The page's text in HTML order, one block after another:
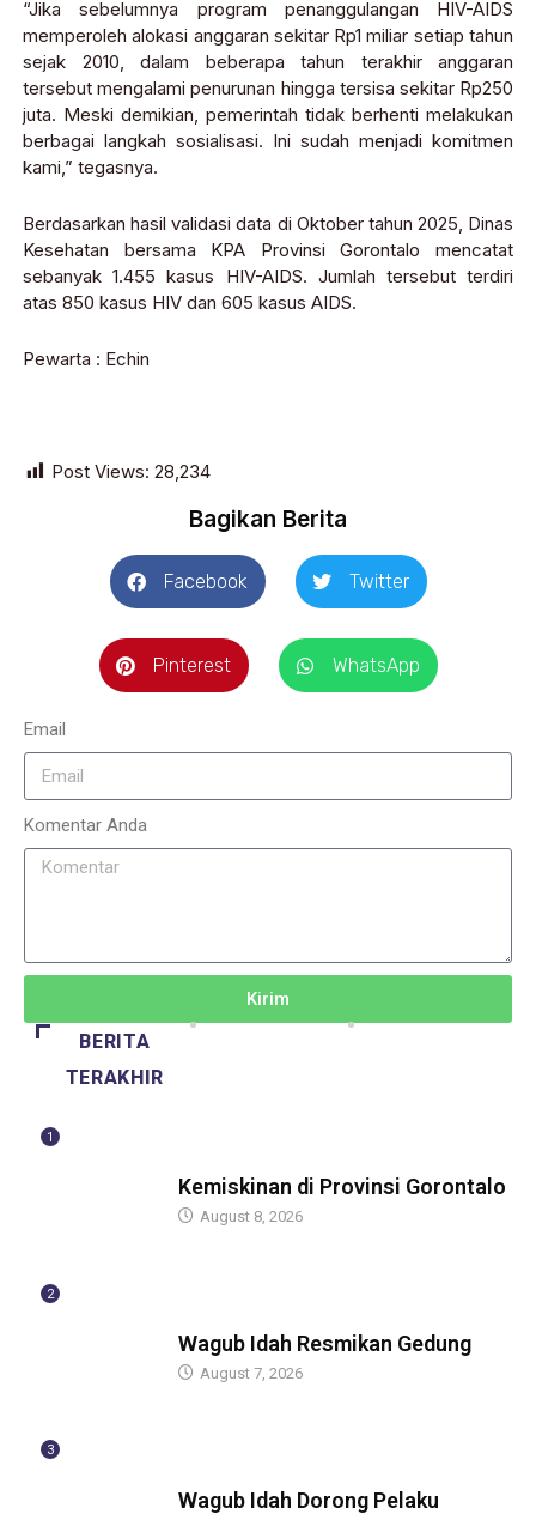
“Jika sebelumnya program penanggulangan HIV-AIDS
memperoleh alokasi anggaran sekitar Rp1 miliar setiap tahun
sejak 2010, dalam beberapa tahun terakhir anggaran
tersebut mengalami penurunan hingga tersisa sekitar Rp250
juta. Meski demikian, pemerintah tidak berhenti melakukan
berbagai langkah sosialisasi. Ini sudah menjadi komitmen
kami,” tegasnya.
Berdasarkan hasil validasi data di Oktober tahun 2025, Dinas
Kesehatan bersama KPA Provinsi Gorontalo mencatat
sebanyak 1.455 kasus HIV-AIDS. Jumlah tersebut terdiri
atas 850 kasus HIV dan 605 kasus AIDS.
Pewarta : Echin
Post Views: 28,234
Bagikan Berita
Facebook Twitter
Pinterest WhatsApp
Email
Komentar Anda
Kirim
BERITA
TERAKHIR
1
Kemiskinan di Provinsi Gorontalo
August 8, 2026
2
Wagub Idah Resmikan Gedung
August 7, 2026
3
Wagub Idah Dorong Pelaku